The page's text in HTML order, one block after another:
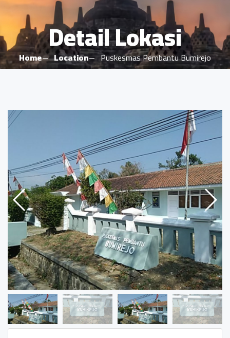
Detail Lokasi
Home Location Puskesmas Pembantu Bumirejo